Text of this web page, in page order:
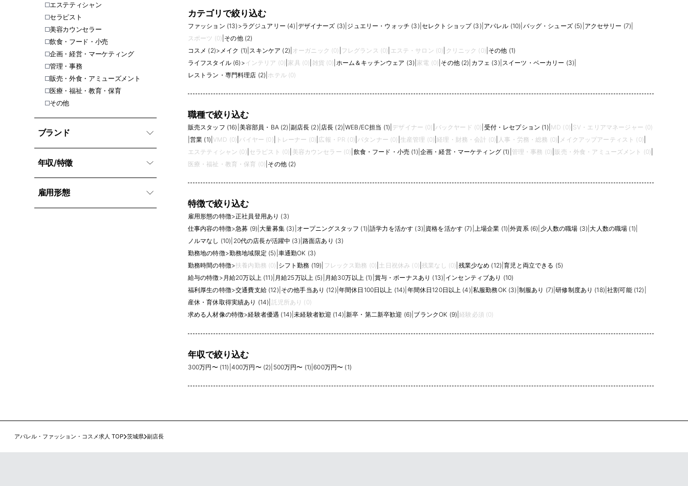
エステティシャン
セラピスト
美容カウンセラー
飲食・フード・小売
企画・経営・マーケティング
管理・事務
販売・外食・アミューズメント
医療・福祉・教育・保育
その他
ブランド
年収/特徵
雇用形態
カテゴリで絞り込む
ファッション (13) >ラグジュアリー (4) デザイナーズ (3) ジュエリー・ウォッチ (3) セレクトショップ (3) アパレル (10) バッグ・シューズ (5) アクセサリー (7)
スポーツ (0) その他 (2)
コスメ (2)> メイク (1) スキンケア (2) オーガニック (0) フレグランス (0) エステ・サロン (0) クリニック (0) その他 (1)
ライフスタイル (6) > インテリア (0) 家具 (0) 雑貨 (0) ホーム＆キッチンウェア (3) 家電 (0) その他 (2) カフェ (3) スイーツ・ベーカリー (3)
レストラン・専門料理店 (2) ホテル (0)
職種で絞り込む
販売スタッフ (16) 美容部員・BA (2) 副店長 (2) 店長 (2) |WEB/EC担当 (1) デザイナー (0) バックヤード (0) 受付・レセプション (1) MD (0) SV・エリアマネージャー (0)
営業 (1) VMD (0) |バイヤー (0) トレーナー (0) 広報・PR (0) |パタンナー (0) 生産管理 (0) |経理・財務・会計 (0) 人事・労務・総務 (0) メイクアップアーティスト (0)
エステティシャン (0) セラピスト (0) 美容カウンセラー (0) 飲食・フード・小売 (1) 企画・経営・マーケティング (1) 管理・事務 (0) 販売・外食・アミューズメント (0)
医療・福祉・教育・保育 (0) その他 (2)
特徴で絞り込む
雇用形態の特徴>正社員登用あり (3)
仕事内容の特徴>急募 (9) |大量募集 (3) オープニングスタッフ (1) |語学力を活かす (3) 資格を活かす (7) 上場企業 (1) |外資系 (6) 少人数の職場 (3) |大人数の職場 (1)
ノルマなし (10) 20代の店長が活躍中 (3) 路面店あり (3)
勤務地の特徴>勤務地域限定 (5) 車通勤OK (3)
勤務時間の特徴>扶養内勤務 (0) シフト勤務 (19) フレックス勤務 (0) 土日祝休み (0) |残業なし (0) 残業少なめ (12) |育児と両立できる (5)
給与の特徴> 月給20万以上 (11) 月給25万以上 (5) 月給30万以上 (1) 賞与・ボーナスあり (13) インセンティブあり (10)
福利厚生の特徴>交通費支給 (12) その他手当あり (12) 年間休日100日以上 (14) 年間休日120日以上 (4) 私服勤務OK (3) 制服あり (7) |研修制度あり (18) |社割可能 (12)
産休・育休取得実績あり (14) 託児所あり (0)
求める人材像の特徴>経験者優遇 (14) |未経験者歓迎 (14) |新卒・第二新卒歓迎 (6) ブランクOK (9) |経験必須 (0)
年収で絞り込む
300万円〜 (11) 400万円〜 (2) 500万円〜 (1) |600万円〜 (1)
アパレル・ファッション・コスメ求人 TOP 茨城県 副店長